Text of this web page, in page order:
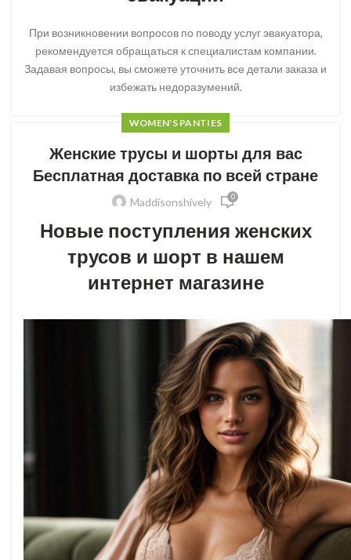
При возникновении вопросов по поводу услуг эвакуатора,
рекомендуется обращаться к специалистам компании.
Задавая вопросы, вы сможете уточнить все детали заказа и
избежать недоразумений.
WOMEN'S PANTIES
Женские трусы и шорты для вас
Бесплатная доставка по всей стране
Maddisonshively 0
Новые поступления женских
трусов и шорт в нашем
интернет магазине